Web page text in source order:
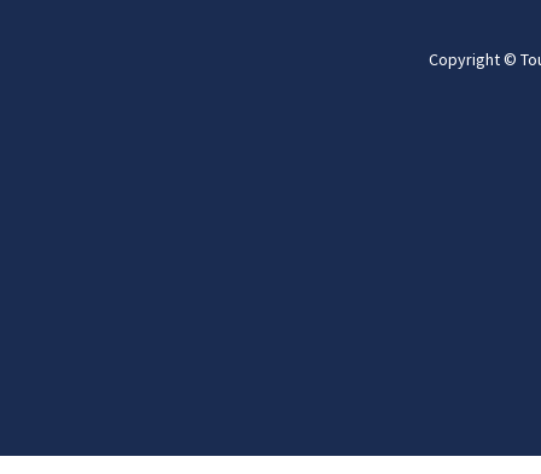
Copyright ©